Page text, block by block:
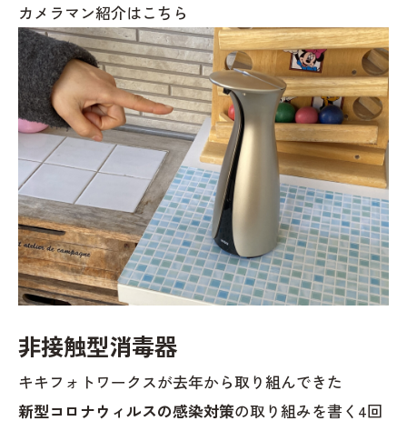
カメラマン紹介はこちら
非接触型消毒器
キキフォトワークスが去年から取り組んできた
新型コロナウィルスの感染対策の取り組みを書く4回